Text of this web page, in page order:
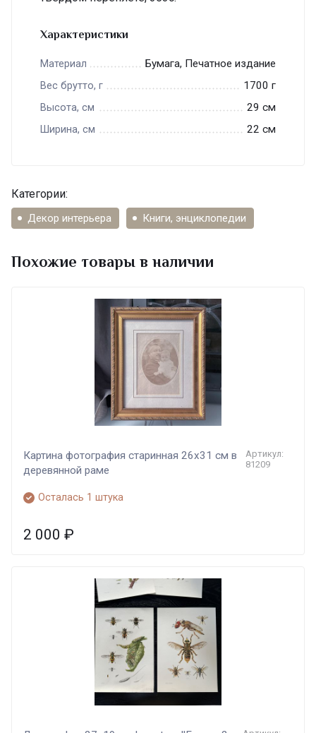
Характеристики
Материал Бумага, Печатное издание
Вес брутто, г 1700 г
Высота, см 29 см
Ширина, см 22 см
Категории:
Декор интерьера Книги, энциклопедии
Похожие товары в наличии
Картина фотография старинная 26х31 см в
деревянной раме
Артикул:
81209
Осталась 1 штука
2 000 ₽